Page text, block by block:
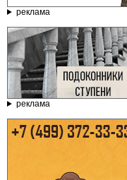
реклама
реклама